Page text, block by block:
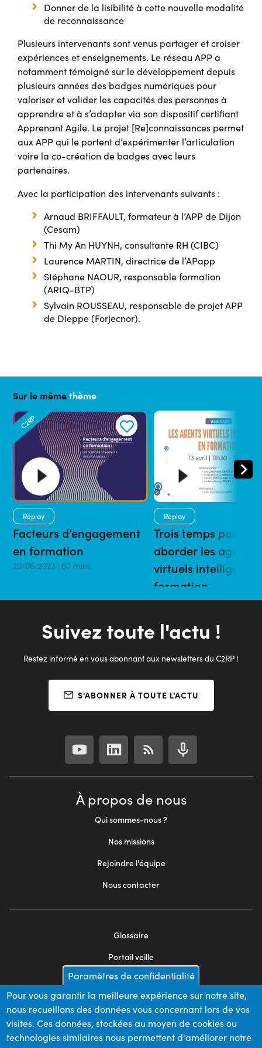
Donner de la lisibilité à cette nouvelle modalité
de reconnaissance
Plusieurs intervenants sont venus partager et croiser
expériences et enseignements. Le réseau APP a
notamment témoigné sur le développement depuis
plusieurs années des badges numériques pour
valoriser et valider les capacités des personnes à
apprendre et à s’adapter via son dispositif certifiant
Apprenant Agile. Le projet [Re]connaissances permet
aux APP qui le portent d’expérimenter l’articulation
voire la co-création de badges avec leurs
partenaires.
Avec la participation des intervenants suivants :
Arnaud BRIFFAULT, formateur à l’APP de Dijon
(Cesam)
Thi My An HUYNH, consultante RH (CIBC)
Laurence MARTIN, directrice de l’APapp
Stéphane NAOUR, responsable formation
(ARIQ-BTP)
Sylvain ROUSSEAU, responsable de projet APP
de Dieppe (Forjecnor).
Sur le mêmethème
C2RP
Replay
Facteurs d’engagement
en formation
20/06/2023 | 60 mins
Replay
Trois temps pour
aborder les agents
virtuels intelligents
formation
20/04/2023 | 55 mins
Suivez toute l'actu !
Restez informé en vous abonnant aux newsletters du C2RP !
S'ABONNER À TOUTE L'ACTU
À propos de nous
Qui sommes-nous ?
Nos missions
Rejoindre l'équipe
Nous contacter
2
Glossaire
Portail veille
Mentions légales
Appels d'offres
Plan du site
Paramètres de confidentialité
Pour vous garantir la meilleure expérience sur notre site,
nous recueillons des données vous concernant lors de vos
visites. Ces données, stockées au moyen de cookies ou
technologies similaires nous permettent d'améliorer notre